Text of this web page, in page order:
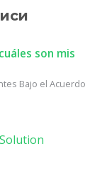
son mis
Bajo el Acuerdo